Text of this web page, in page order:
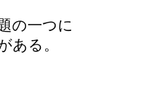
の一つに
ある。